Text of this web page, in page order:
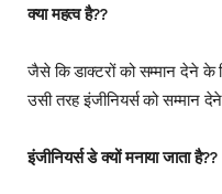
क्या महत्व है??
जैसे कि डाक्टरों को सम्मान देने के
उसी तरह इंजीनियर्स को सम्मान
इंजीनियर्स डे क्यों मनाया जाता है??